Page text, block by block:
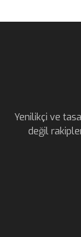
Yenilikçi ve
değil